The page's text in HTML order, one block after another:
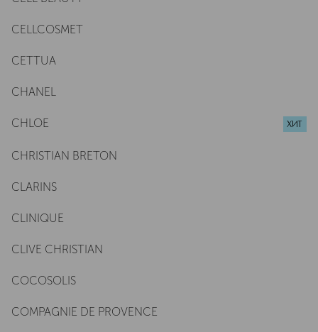
CELLCOSMET
CETTUA
CHANEL
CHLOE ХИТ
CHRISTIAN BRETON
CLARINS
CLINIQUE
CLIVE CHRISTIAN
COCOSOLIS
COMPAGNIE DE PROVENCE